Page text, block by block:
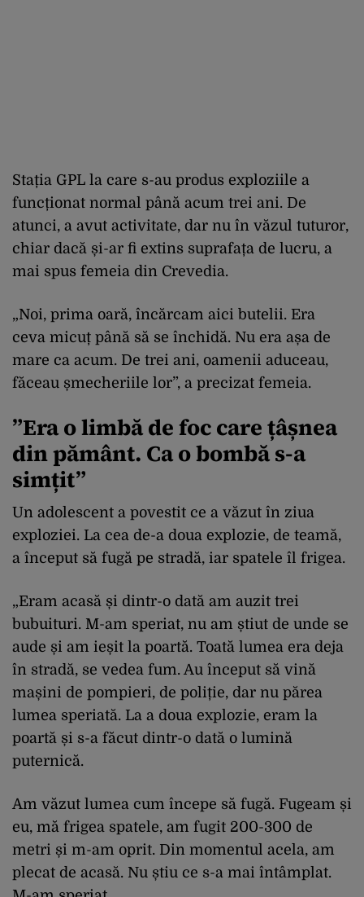
Stația GPL la care s-au produs exploziile a
funcționat normal până acum trei ani. De
atunci, a avut activitate, dar nu în văzul tuturor,
chiar dacă și-ar fi extins suprafața de lucru, a
mai spus femeia din Crevedia.
„Noi, prima oară, încărcam aici butelii. Era
ceva micuț până să se închidă. Nu era așa de
mare ca acum. De trei ani, oamenii aduceau,
făceau șmecheriile lor”, a precizat femeia.
”Era o limbă de foc care țâșnea
din pământ. Ca o bombă s-a
simțit”
Un adolescent a povestit ce a văzut în ziua
exploziei. La cea de-a doua explozie, de teamă,
a început să fugă pe stradă, iar spatele îl frigea.
„Eram acasă și dintr-o dată am auzit trei
bubuituri. M-am speriat, nu am știut de unde se
aude și am ieșit la poartă. Toată lumea era deja
în stradă, se vedea fum. Au început să vină
mașini de pompieri, de poliție, dar nu părea
lumea speriată. La a doua explozie, eram la
poartă și s-a făcut dintr-o dată o lumină
puternică.
Am văzut lumea cum începe să fugă. Fugeam și
eu, mă frigea spatele, am fugit 200-300 de
metri și m-am oprit. Din momentul acela, am
plecat de acasă. Nu știu ce s-a mai întâmplat.